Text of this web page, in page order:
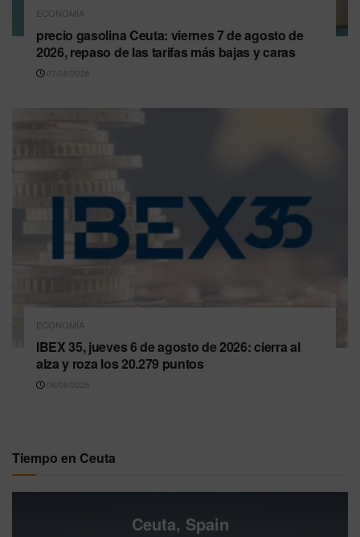
ECONOMÍA
precio gasolina Ceuta: viernes 7 de agosto de
2026, repaso de las tarifas más bajas y caras
07/08/2026
ECONOMÍA
IBEX 35, jueves 6 de agosto de 2026: cierra al
alza y roza los 20.279 puntos
06/08/2026
Tiempo en Ceuta
Ceuta, Spain